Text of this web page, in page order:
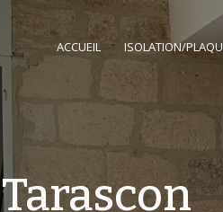
ACCUEIL ISOLATION/